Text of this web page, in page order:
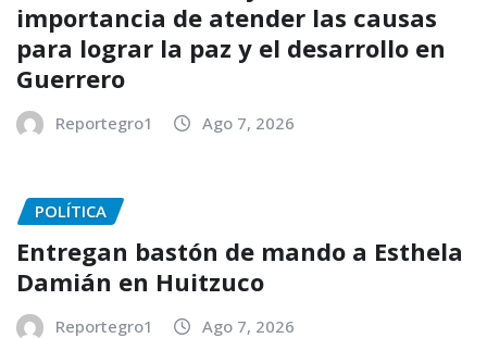
importancia de atender las causas
para lograr la paz y el desarrollo en
Guerrero
Reportegro1 Ago 7, 2026
POLÍTICA
Entregan bastón de mando a Esthela
Damián en Huitzuco
Reportegro1 Ago 7, 2026